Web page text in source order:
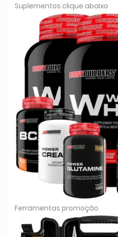
Suplementos clique abaixo
Ferramentas promoção